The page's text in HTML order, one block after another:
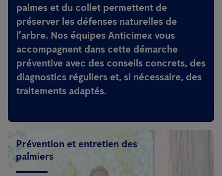
palmes et du collet permettent de
préserver les défenses naturelles de
l’arbre. Nos équipes Anticimex vous
accompagnent dans cette démarche
préventive avec des conseils concrets, des
diagnostics réguliers et, si nécessaire, des
traitements adaptés.
Prévention et entretien des
palmiers